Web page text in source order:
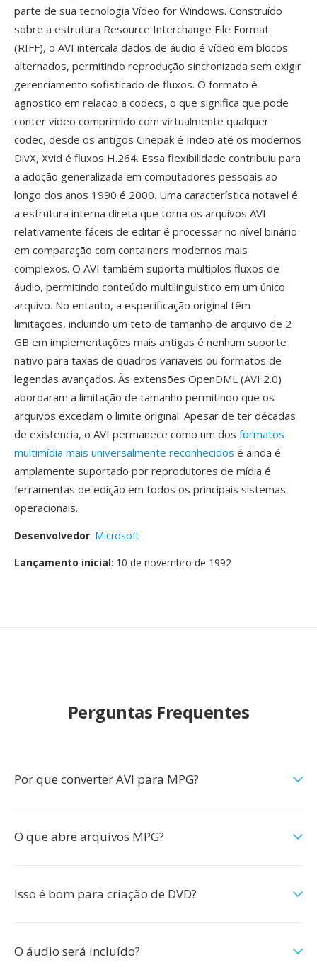
parte de sua tecnologia Vídeo for Windows. Construído
sobre a estrutura Resource Interchange File Format
(RIFF), o AVI intercala dados de áudio é vídeo em blocos
alternados, permitindo reprodução sincronizada sem exigir
gerenciamento sofisticado de fluxos. O formato é
agnostico em relacao a codecs, o que significa que pode
conter vídeo comprimido com virtualmente qualquer
codec, desde os antigos Cinepak é Indeo até os modernos
DivX, Xvid é fluxos H.264. Essa flexibilidade contribuiu para
a adoção generalizada em computadores pessoais ao
longo dos anos 1990 é 2000. Uma característica notavel é
a estrutura interna direta que torna os arquivos AVI
relativamente fáceis de editar é processar no nível binário
em comparação com containers modernos mais
complexos. O AVI também suporta múltiplos fluxos de
áudio, permitindo conteúdo multilinguistico em um único
arquivo. No entanto, a especificação original têm
limitações, incluindo um teto de tamanho de arquivo de 2
GB em implementações mais antigas é nenhum suporte
nativo para taxas de quadros variaveis ou formatos de
legendas avançados. Às extensões OpenDML (AVI 2.0)
abordaram a limitação de tamanho permitindo que os
arquivos excedam o limite original. Apesar de ter décadas
de existencia, o AVI permanece como um dos formatos
multimídia mais universalmente reconhecidos é ainda é
amplamente suportado por reprodutores de mídia é
ferramentas de edição em todos os principais sistemas
operacionais.
Desenvolvedor: Microsoft
Lançamento inicial: 10 de novembro de 1992
Perguntas Frequentes
Por que converter AVI para MPG?
O que abre arquivos MPG?
Isso é bom para criação de DVD?
O áudio será incluído?